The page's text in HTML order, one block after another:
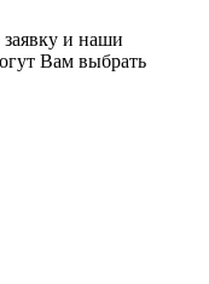
заявку и наши
Вам выбрать